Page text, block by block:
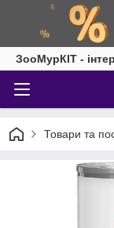
ЗооМурКІТ -
Товари та